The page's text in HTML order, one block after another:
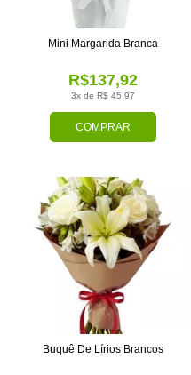
COMPRAR
3x de R$ 45,97
R$137,92
Mini Margarida Branca
Buquê De Lírios Brancos